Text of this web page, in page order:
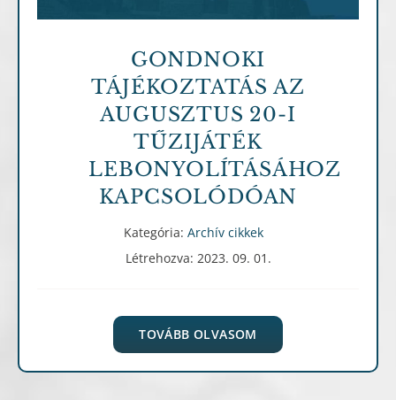
GONDNOKI
TÁJÉKOZTATÁS AZ
AUGUSZTUS 20-I
TŰZIJÁTÉK
LEBONYOLÍTÁSÁHOZ
KAPCSOLÓDÓAN
Kategória: Archív cikkek
Létrehozva: 2023. 09. 01.
TOVÁBB OLVASOM